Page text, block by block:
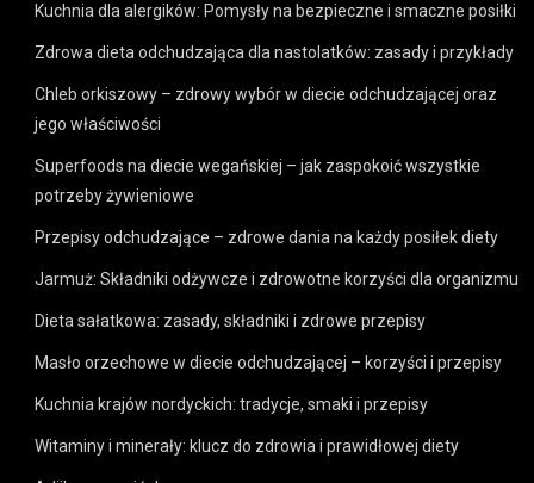
Kuchnia dla alergików: Pomysły na bezpieczne i smaczne posiłki
Zdrowa dieta odchudzająca dla nastolatków: zasady i przykłady
Chleb orkiszowy – zdrowy wybór w diecie odchudzającej oraz
jego właściwości
Superfoods na diecie wegańskiej – jak zaspokoić wszystkie
potrzeby żywieniowe
Przepisy odchudzające – zdrowe dania na każdy posiłek diety
Jarmuż: Składniki odżywcze i zdrowotne korzyści dla organizmu
Dieta sałatkowa: zasady, składniki i zdrowe przepisy
Masło orzechowe w diecie odchudzającej – korzyści i przepisy
Kuchnia krajów nordyckich: tradycje, smaki i przepisy
Witaminy i minerały: klucz do zdrowia i prawidłowej diety